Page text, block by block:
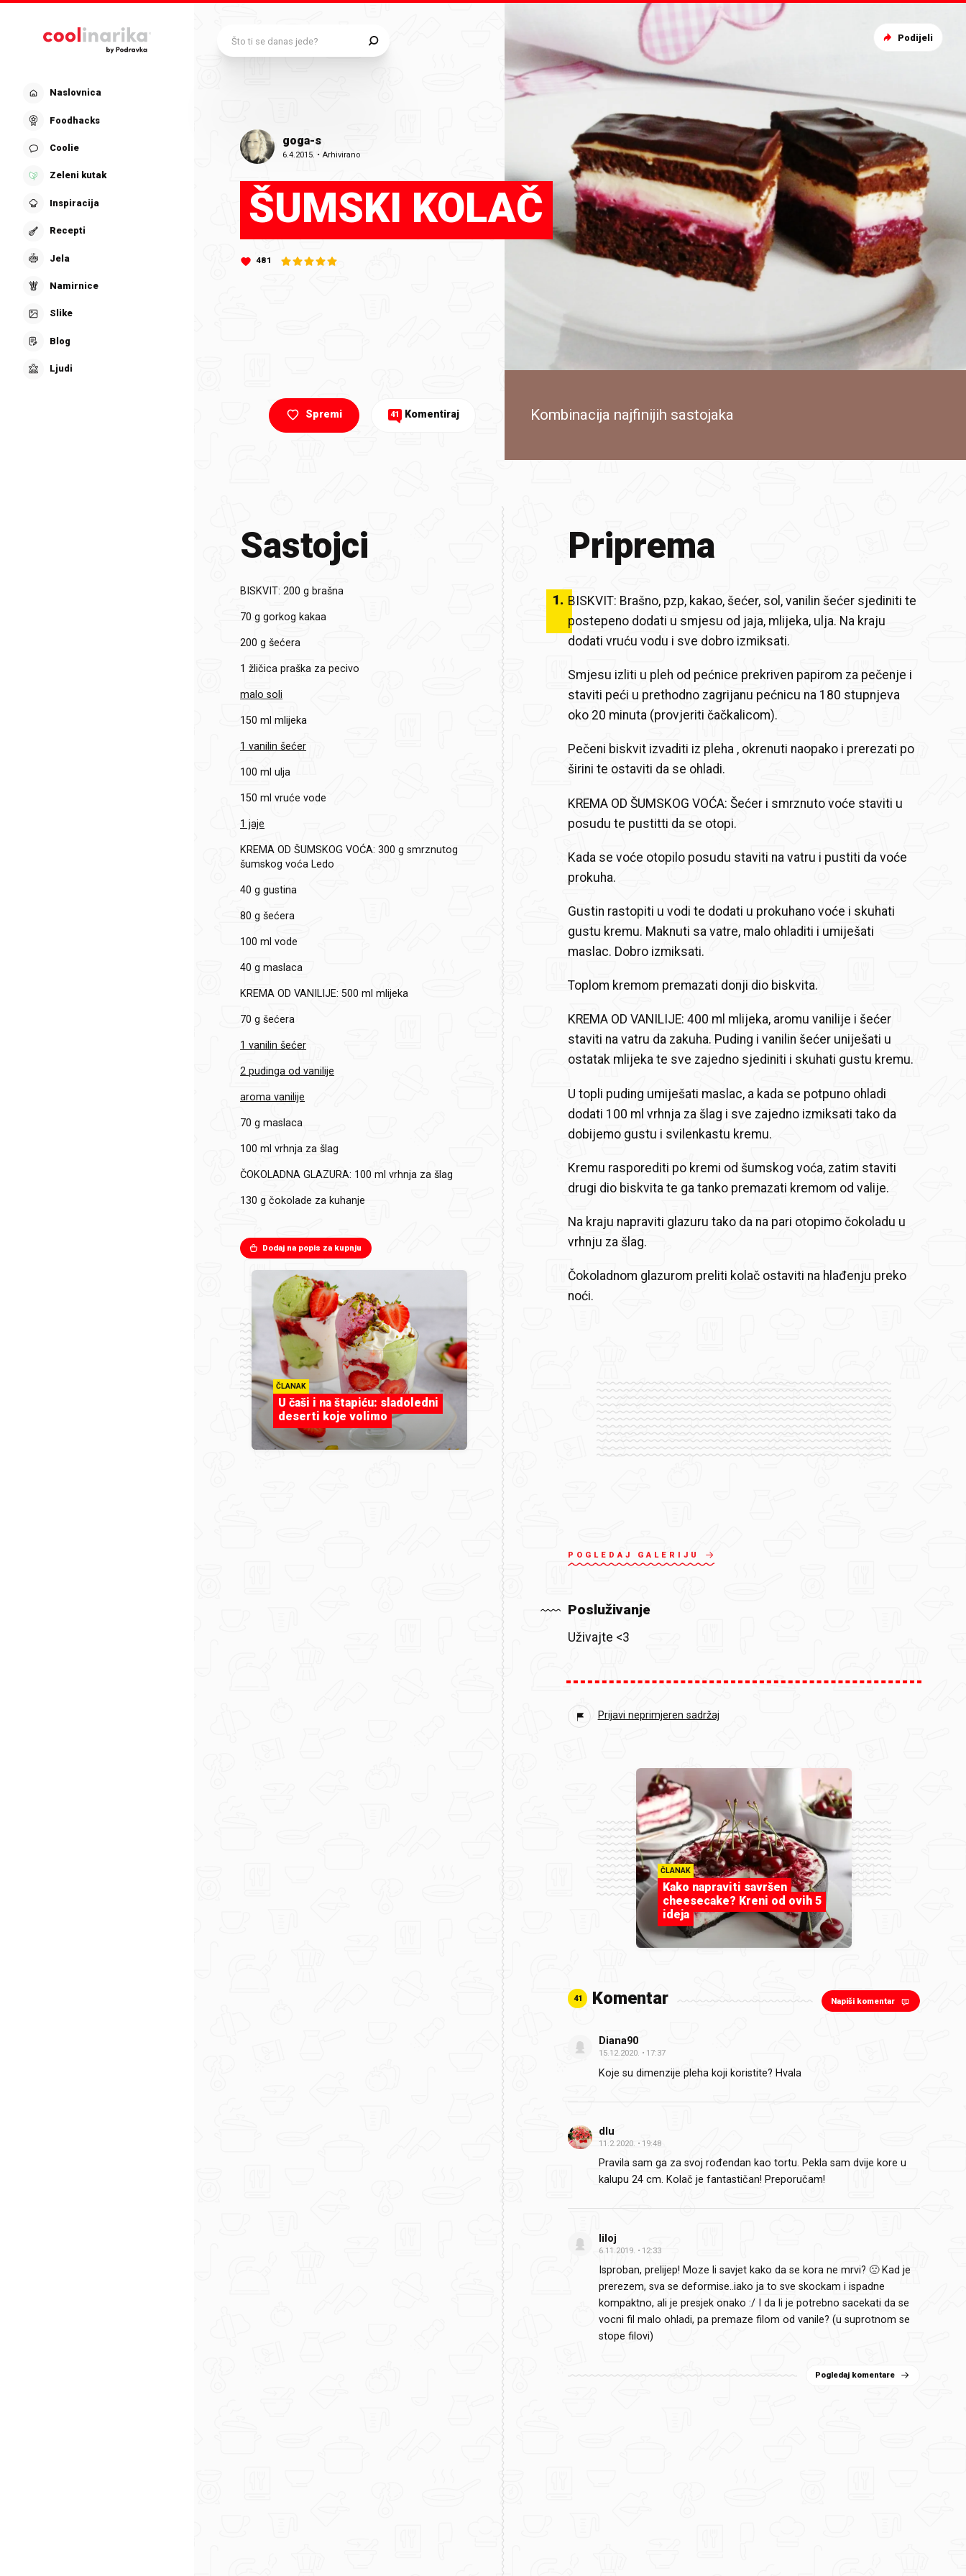
Naslovnica
Foodhacks
Coolie
Zeleni kutak
Inspiracija
Recepti
Jela
Namirnice
Slike
Blog
Ljudi
goga-s
6.4.2015. •Arhivirano
ŠUMSKI KOLAČ
481
Kombinacija najfinijih sastojaka
Spremi 41 Komentiraj
Podijeli
Sastojci
BISKVIT: 200 g brašna
70 g gorkog kakaa
200 g šećera
1 žličica praška za pecivo
malo soli
150 ml mlijeka
1 vanilin šećer
100 ml ulja
150 ml vruće vode
1 jaje
KREMA OD ŠUMSKOG VOĆA: 300 g smrznutog
šumskog voća Ledo
40 g gustina
80 g šećera
100 ml vode
40 g maslaca
KREMA OD VANILIJE: 500 ml mlijeka
70 g šećera
1 vanilin šećer
2 pudinga od vanilije
aroma vanilije
70 g maslaca
100 ml vrhnja za šlag
ČOKOLADNA GLAZURA: 100 ml vrhnja za šlag
130 g čokolade za kuhanje
Dodaj na popis za kupnju
ČLANAK
U čaši i na štapiću: sladoledni
deserti koje volimo
Priprema
1. BISKVIT: Brašno, pzp, kakao, šećer, sol, vanilin šećer sjediniti te
postepeno dodati u smjesu od jaja, mlijeka, ulja. Na kraju
dodati vruću vodu i sve dobro izmiksati.
Smjesu izliti u pleh od pećnice prekriven papirom za pečenje i
staviti peći u prethodno zagrijanu pećnicu na 180 stupnjeva
oko 20 minuta (provjeriti čačkalicom).
Pečeni biskvit izvaditi iz pleha , okrenuti naopako i prerezati po
širini te ostaviti da se ohladi.
KREMA OD ŠUMSKOG VOĆA: Šećer i smrznuto voće staviti u
posudu te pustitti da se otopi.
Kada se voće otopilo posudu staviti na vatru i pustiti da voće
prokuha.
Gustin rastopiti u vodi te dodati u prokuhano voće i skuhati
gustu kremu. Maknuti sa vatre, malo ohladiti i umiješati
maslac. Dobro izmiksati.
Toplom kremom premazati donji dio biskvita.
KREMA OD VANILIJE: 400 ml mlijeka, aromu vanilije i šećer
staviti na vatru da zakuha. Puding i vanilin šećer uniješati u
ostatak mlijeka te sve zajedno sjediniti i skuhati gustu kremu.
U topli puding umiješati maslac, a kada se potpuno ohladi
dodati 100 ml vrhnja za šlag i sve zajedno izmiksati tako da
dobijemo gustu i svilenkastu kremu.
Kremu rasporediti po kremi od šumskog voća, zatim staviti
drugi dio biskvita te ga tanko premazati kremom od valije.
Na kraju napraviti glazuru tako da na pari otopimo čokoladu u
vrhnju za šlag.
Čokoladnom glazurom preliti kolač ostaviti na hlađenju preko
noći.
POGLEDAJ GALERIJU
Posluživanje
Uživajte <3
Prijavi neprimjeren sadržaj
ČLANAK
Kako napraviti savršen
cheesecake? Kreni od ovih 5
ideja
41 Komentar Napiši komentar
Diana90
15.12.2020. 17:37
Koje su dimenzije pleha koji koristite? Hvala
dlu
11.2.2020. 19:48
Pravila sam ga za svoj rođendan kao tortu. Pekla sam dvije kore u
kalupu 24 cm. Kolač je fantastičan! Preporučam!
liloj
6.11.2019. 12:33
Isproban, prelijep! Moze li savjet kako da se kora ne mrvi? 🙁 Kad je
prerezem, sva se deformise..iako ja to sve skockam i ispadne
kompaktno, ali je presjek onako :/ I da li je potrebno sacekati da se
vocni fil malo ohladi, pa premaze filom od vanile? (u suprotnom se
stope filovi)
Pogledaj komentare
Što ti se danas jede?